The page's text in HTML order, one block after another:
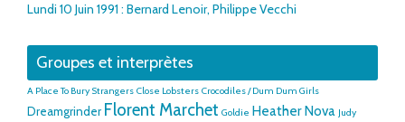
Lundi 10 Juin 1991 : Bernard Lenoir, Philippe Vecchi
Groupes et interprètes
A Place To Bury Strangers Close Lobsters Crocodiles / Dum Dum Girls
Dreamgrinder Florent Marchet Goldie Heather Nova Judy